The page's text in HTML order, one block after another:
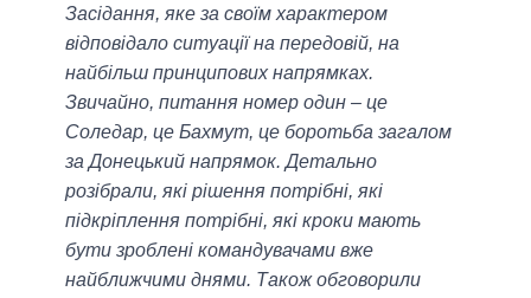
Засідання, яке за своїм характером
відповідало ситуації на передовій, на
найбільш принципових напрямках.
Звичайно, питання номер один – це
Соледар, це Бахмут, це боротьба загалом
за Донецький напрямок. Детально
розібрали, які рішення потрібні, які
підкріплення потрібні, які кроки мають
бути зроблені командувачами вже
найближчими днями. Також обговорили